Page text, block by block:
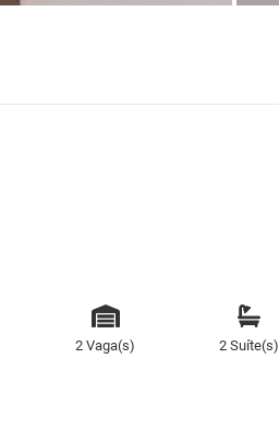
2 Vaga(s) 2 Suíte(s)